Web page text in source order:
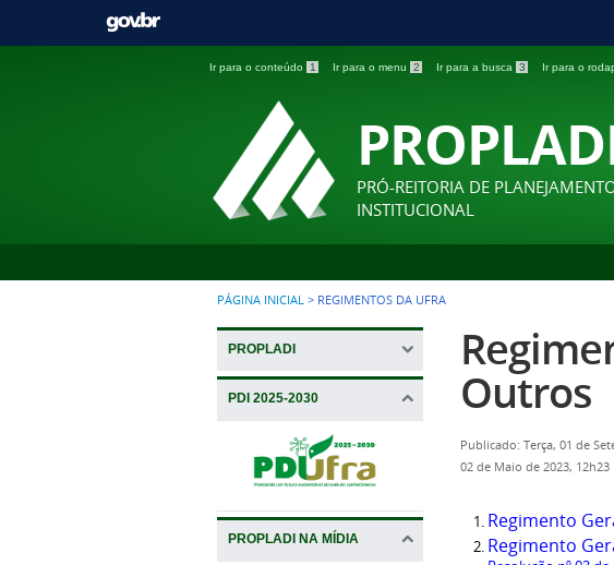
Ir para o conteúdo 1 Ir para o menu 2 Ir para a busca 3 Ir para o
PRÓ-REITORIA DE
INSTITUCIONAL
PÁGINA INICIAL > REGIMENTOS DA UFRA
PROPLADI
PDI 2025-2030
PROPLADI NA MÍDIA
Outros
Publicado: Terça, 01 de
02 de Maio de 2023, 12h23
Regimento
Regimento